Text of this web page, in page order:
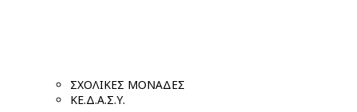
ΣΧΟΛΙΚΕΣ ΜΟΝΑΔΕΣ
ΚΕ.Δ.Α.Σ.Υ.